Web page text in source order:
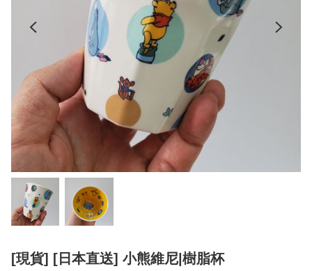
[現貨] [日本直送] 小熊維尼|樹脂杯